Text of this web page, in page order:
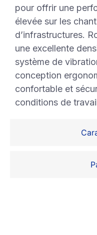
pour offrir une
élevée sur les
d’infrastructures.
une excellente
système de
conception
confortable et
conditions de